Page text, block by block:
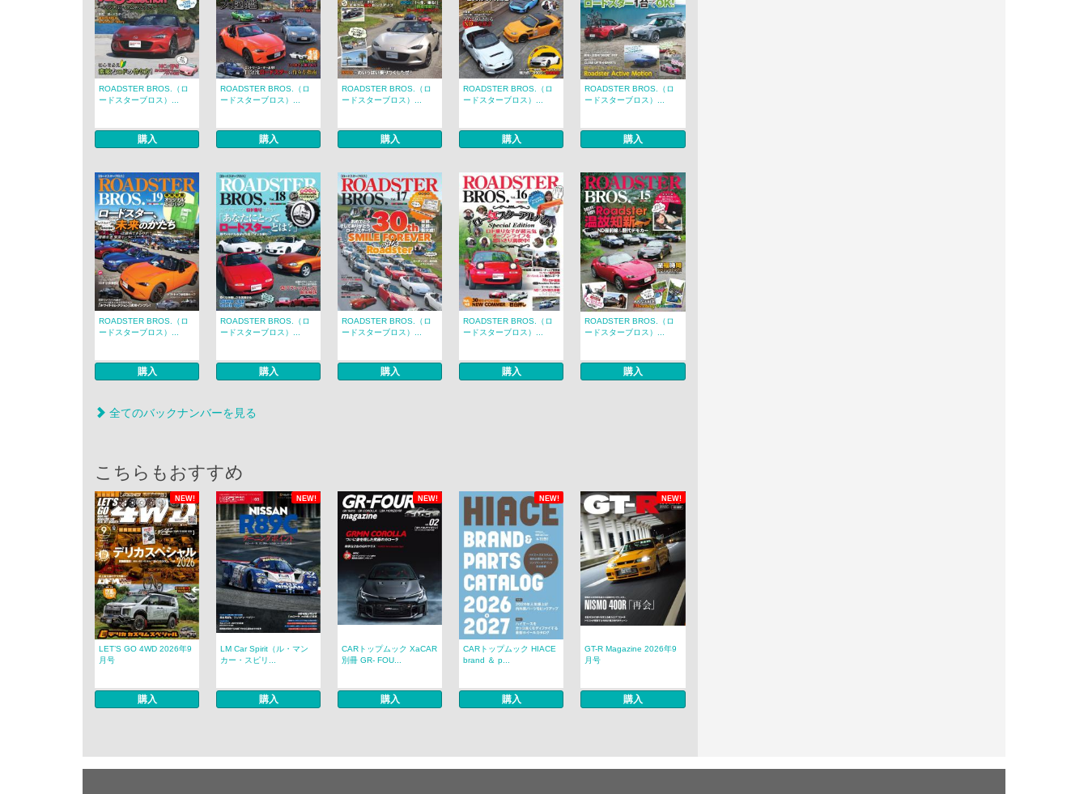
ROADSTER BROS.（ロ
ードスターブロス）...
購入
ROADSTER BROS.（ロ
ードスターブロス）...
購入
ROADSTER BROS.（ロ
ードスターブロス）...
購入
ROADSTER BROS.（ロ
ードスターブロス）...
購入
ROADSTER BROS.（ロ
ードスターブロス）...
購入
ROADSTER BROS.（ロ
ードスターブロス）...
購入
ROADSTER BROS.（ロ
ードスターブロス）...
購入
ROADSTER BROS.（ロ
ードスターブロス）...
購入
ROADSTER BROS.（ロ
ードスターブロス）...
購入
ROADSTER BROS.（ロ
ードスターブロス）...
購入
全てのバックナンバーを見る
こちらもおすすめ
NEW! NEW! NEW! NEW! NEW!
LET’S GO 4WD 2026年9
月号
購入
LM Car Spirit（ル・マン
カー・スピリ...
購入
CARトップムック XaCAR
別冊 GR- FOU...
購入
CARトップムック HIACE
brand ＆ p...
購入
GT-R Magazine 2026年9
月号
購入